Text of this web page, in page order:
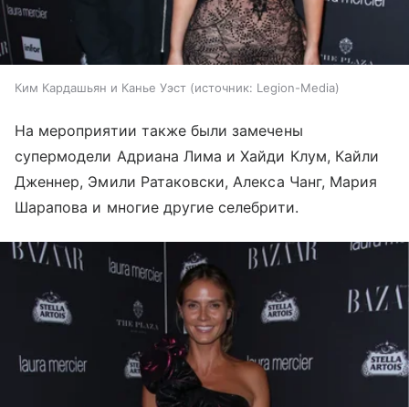
Ким Кардашьян и Канье Уэст источник: Legion-Media
На мероприятии также были замечены
супермодели Адриана Лима и Хайди Клум, Кайли
Дженнер, Эмили Ратаковски, Алекса Чанг, Мария
Шарапова и многие другие селебрити.